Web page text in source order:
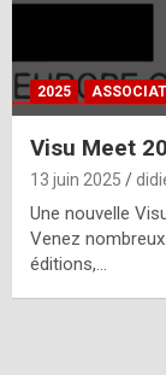
2025
Visu Meet
13 juin 2025
Une nouvelle
Venez
éditions,…